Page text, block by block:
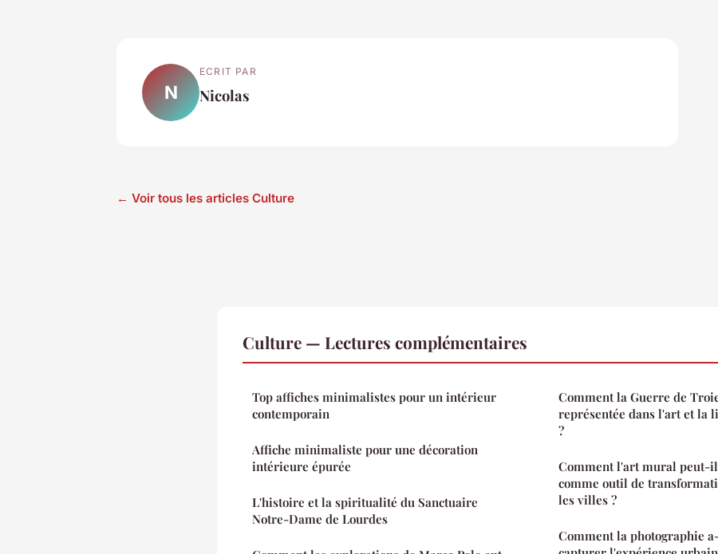
N
ECRIT PAR
Nicolas
← Voir tous les articles Culture
Culture — Lectures complémentaires
Top affiches minimalistes pour un intérieur
contemporain
Affiche minimaliste pour une décoration
intérieure épurée
L'histoire et la spiritualité du Sanctuaire
Notre-Dame de Lourdes
Comment la Guerre de
représentée dans l'art et la
?
Comment l'art mural peut-
comme outil de
les villes ?
Comment la photographie